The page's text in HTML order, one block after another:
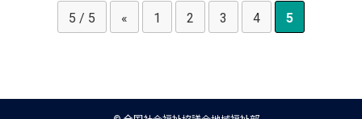
5 / 5 « 1 2 3 4 5